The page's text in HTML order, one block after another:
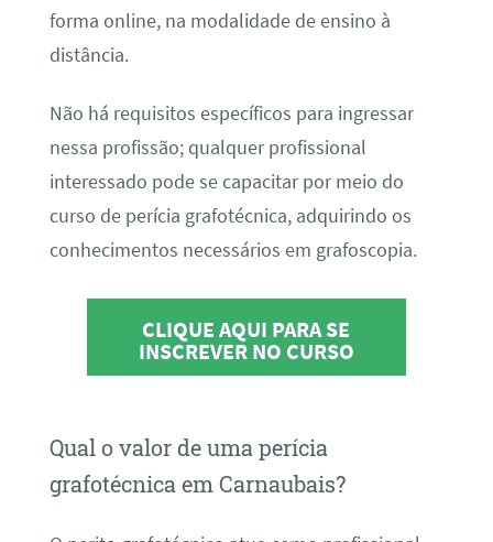
forma online, na modalidade de ensino à
distância.
Não há requisitos específicos para ingressar
nessa profissão; qualquer profissional
interessado pode se capacitar por meio do
curso de perícia grafotécnica, adquirindo os
conhecimentos necessários em grafoscopia.
CLIQUE AQUI PARA SE
INSCREVER NO CURSO
Qual o valor de uma perícia
grafotécnica em Carnaubais?